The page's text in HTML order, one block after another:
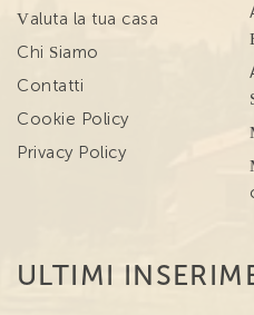
Valuta la tua casa
Chi Siamo
Contatti
Cookie Policy
Privacy Policy
ULTIMI